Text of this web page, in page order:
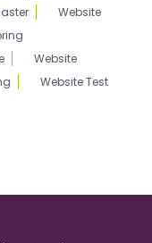
Website
Website
Website Test